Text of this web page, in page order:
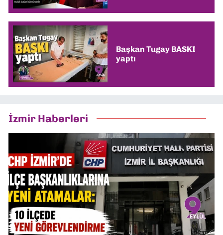
Başkan Tugay BASKI
yaptı
İzmir Haberleri